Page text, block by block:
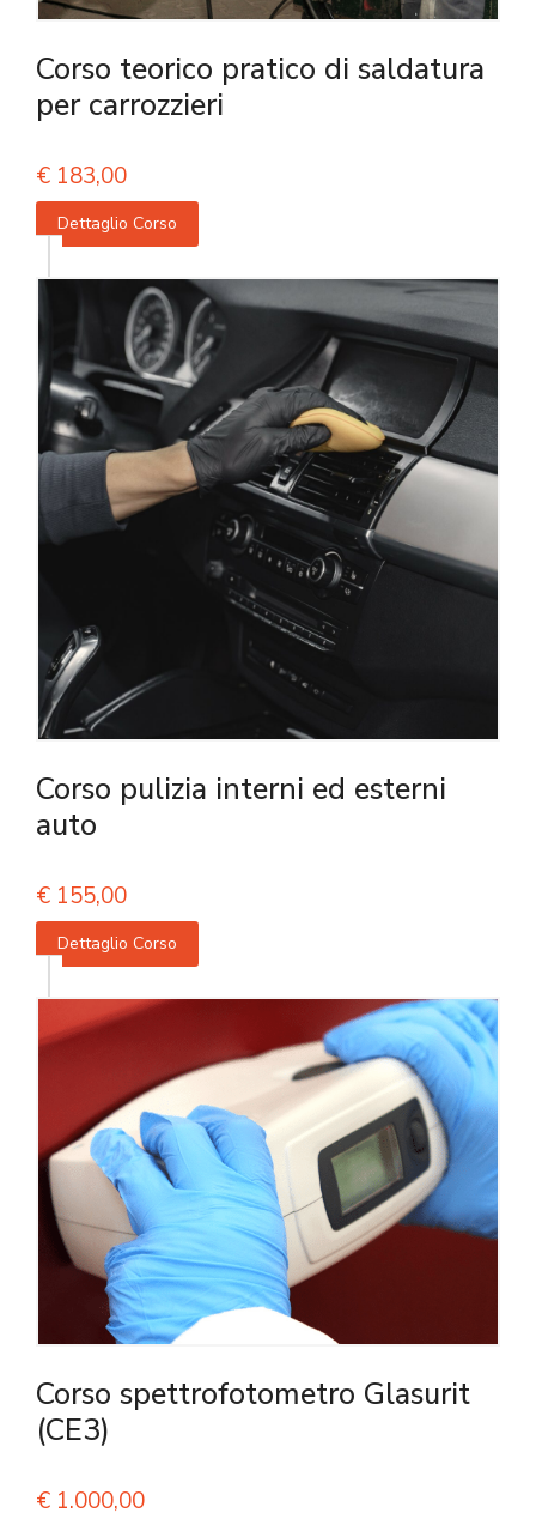
Corso teorico pratico di saldatura
per carrozzieri
€ 183,00
Dettaglio Corso
Corso pulizia interni ed esterni
auto
€ 155,00
Dettaglio Corso
Corso spettrofotometro Glasurit
(CE3)
€ 1.000,00